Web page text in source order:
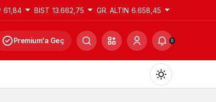
61,84 BIST 13.662,75 GR. ALTIN 6.658,45
Premium'a Geç 0